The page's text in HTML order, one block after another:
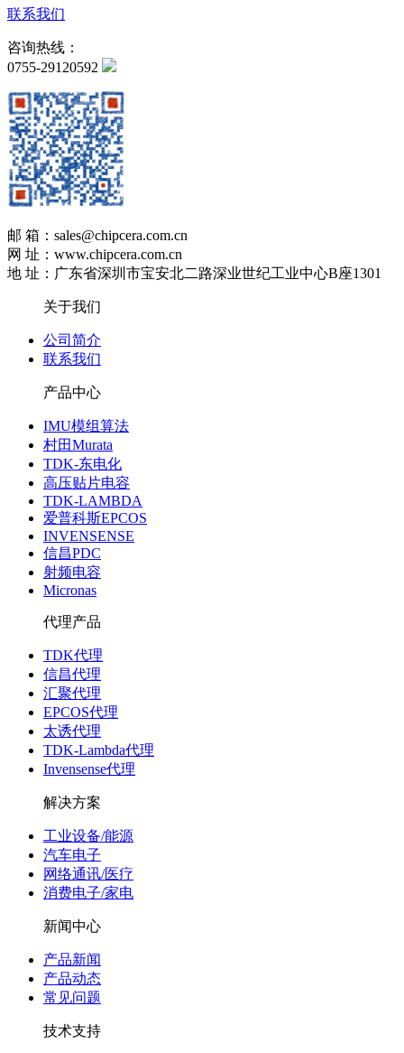
联系我们
咨询热线：
0755-29120592
邮 箱：sales@chipcera.com.cn
网 址：www.chipcera.com.cn
地 址：广东省深圳市宝安北二路深业世纪工业中心B座1301
关于我们
公司简介
联系我们
产品中心
IMU模组算法
村田Murata
TDK-东电化
高压贴片电容
TDK-LAMBDA
爱普科斯EPCOS
INVENSENSE
信昌PDC
射频电容
Micronas
代理产品
TDK代理
信昌代理
汇聚代理
EPCOS代理
太诱代理
TDK-Lambda代理
Invensense代理
解决方案
工业设备/能源
汽车电子
网络通讯/医疗
消费电子/家电
新闻中心
产品新闻
产品动态
常见问题
技术支持